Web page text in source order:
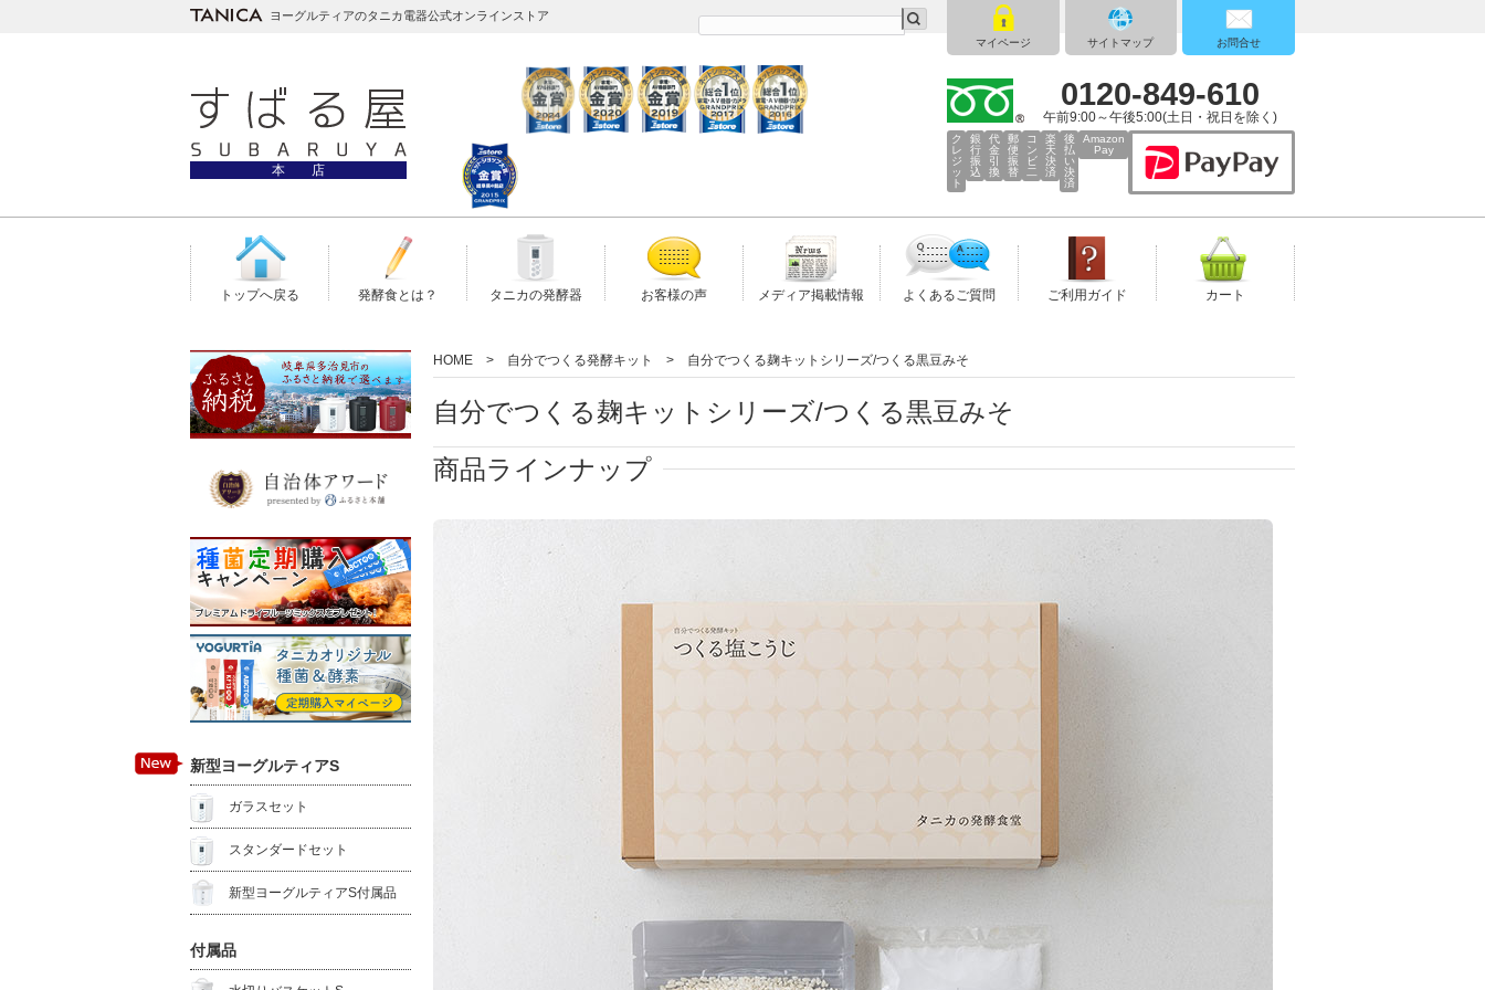
ヨーグルティアのタニカ電器公式オンラインストア
本 店
マイページ サイトマップ お問合せ
0120-849-610
午前9:00～午後5:00(土日・祝日を除く)
ク
レ
ジ
ッ
ト
銀
行
振
込
代
金
引
換
郵
便
振
替
コ
ン
ビ
二
楽
天
決
済
後
払
い
決
済
Amazon
Pay
トップへ戻る 発酵食とは？ タニカの発酵器 お客様の声 メディア掲載情報 よくあるご質問 ご利用ガイド カート
HOME 自分でつくる発酵キット 自分でつくる麹キットシリーズ/つくる黒豆みそ
自分でつくる麹キットシリーズ/つくる黒豆みそ
商品ラインナップ
新型ヨーグルティアS
ガラスセット
スタンダードセット
新型ヨーグルティアS付属品
付属品